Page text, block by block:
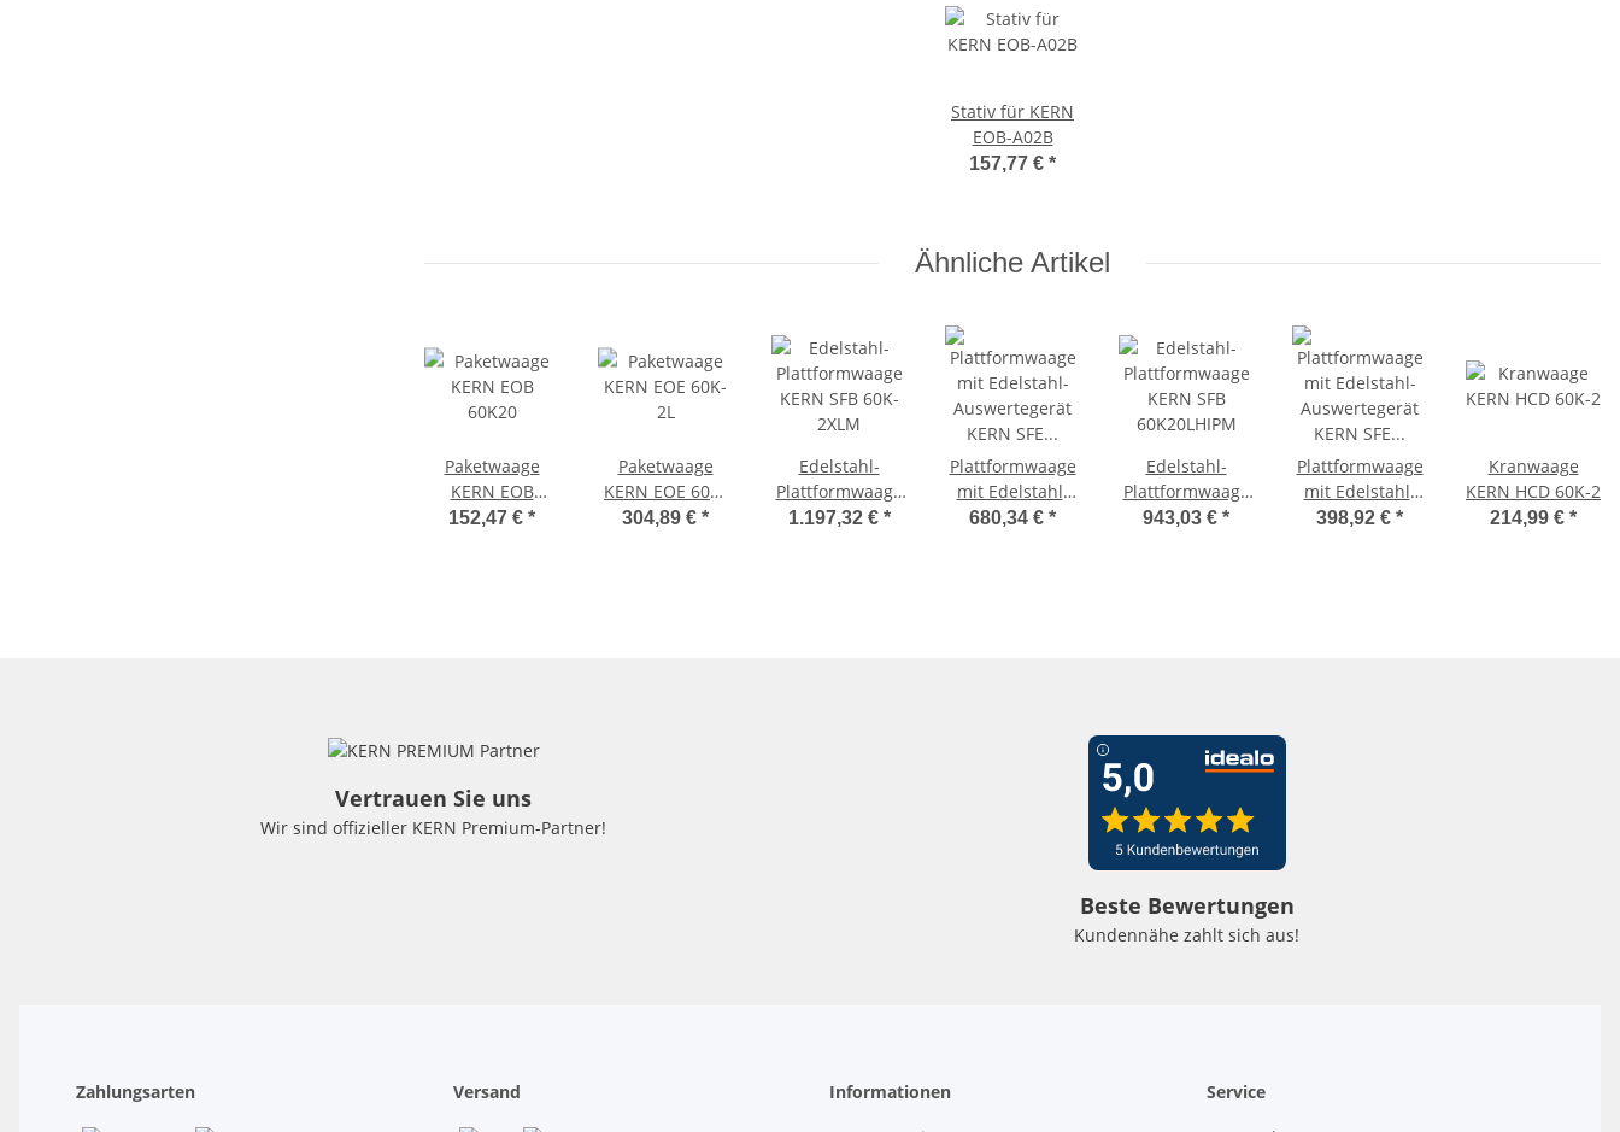
Stativ für KERN
EOB-A02B
157,77 € *
Ähnliche Artikel
Paketwaage
KERN EOB
60K20
152,47 € *
Paketwaage
KERN EOE 60K-
2L
304,89 € *
Edelstahl-
Plattformwaage
KERN SFB 60K-
1.197,32 € *
Plattformwaage
mit Edelstahl-
Auswertegerät
680,34 € *
Edelstahl-
Plattformwaage
KERN SFB
943,03 € *
Plattformwaage
mit Edelstahl-
Auswertegerät
398,92 € *
Kranwaage
KERN HCD 60K-2
214,99 € *
Vertrauen Sie uns
Wir sind offizieller KERN Premium-Partner!
Beste Bewertungen
Kundennähe zahlt sich aus!
Zahlungsarten Versand Informationen Service